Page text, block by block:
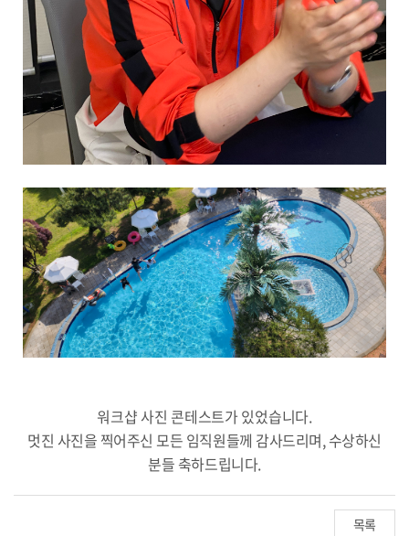
워크샵 사진 콘테스트가 있었습니다.
멋진 사진을 찍어주신 모든 임직원들께 감사드리며, 수상하신
분들 축하드립니다.
목록